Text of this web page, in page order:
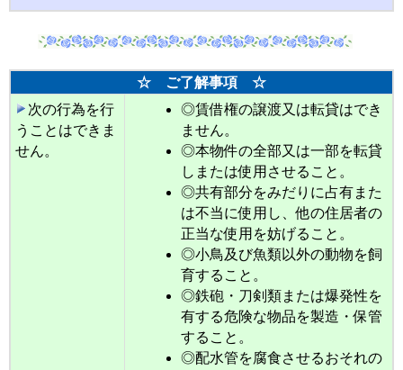
☆ ご了解事項 ☆
次の行為を行
うことはできま
せん。
◎賃借権の譲渡又は転貸はでき
ません。
◎本物件の全部又は一部を転貸
しまたは使用させること。
◎共有部分をみだりに占有また
は不当に使用し、他の住居者の
正当な使用を妨げること。
◎小鳥及び魚類以外の動物を飼
育すること。
◎鉄砲・刀剣類または爆発性を
有する危険な物品を製造・保管
すること。
◎配水管を腐食させるおそれの